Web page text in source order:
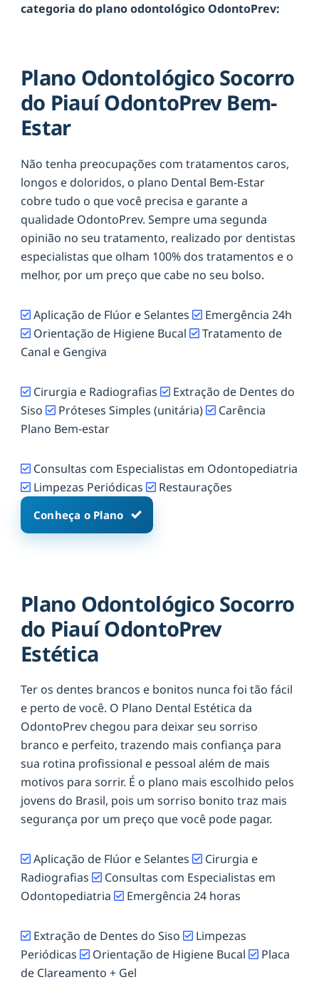
categoria do plano odontológico OdontoPrev:
Plano Odontológico Socorro
do Piauí OdontoPrev Bem-
Estar
Não tenha preocupações com tratamentos caros,
longos e doloridos, o plano Dental Bem-Estar
cobre tudo o que você precisa e garante a
qualidade OdontoPrev. Sempre uma segunda
opinião no seu tratamento, realizado por dentistas
especialistas que olham 100% dos tratamentos e o
melhor, por um preço que cabe no seu bolso.
Aplicação de Flúor e Selantes
Emergência 24h
Orientação de Higiene Bucal
Tratamento de
Canal e Gengiva
Cirurgia e Radiografias
Extração de Dentes do
Siso
Próteses Simples (unitária)
Carência
Plano Bem-estar
Consultas com Especialistas em Odontopediatria
Limpezas Periódicas
Restaurações
Conheça o Plano
Plano Odontológico Socorro
do Piauí OdontoPrev
Estética
Ter os dentes brancos e bonitos nunca foi tão fácil
e perto de você. O Plano Dental Estética da
OdontoPrev chegou para deixar seu sorriso
branco e perfeito, trazendo mais confiança para
sua rotina profissional e pessoal além de mais
motivos para sorrir. É o plano mais escolhido pelos
jovens do Brasil, pois um sorriso bonito traz mais
segurança por um preço que você pode pagar.
Aplicação de Flúor e Selantes
Cirurgia e
Radiografias
Consultas com Especialistas em
Odontopediatria
Emergência 24 horas
Extração de Dentes do Siso
Limpezas
Periódicas
Orientação de Higiene Bucal
Placa
de Clareamento + Gel